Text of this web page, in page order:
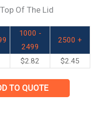
Of The Lid
1000 -
2499
2500 +
$2.82 $2.45
TO QUOTE